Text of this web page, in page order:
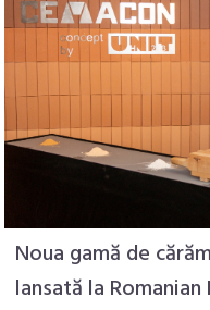
Noua gamă de
lansată la